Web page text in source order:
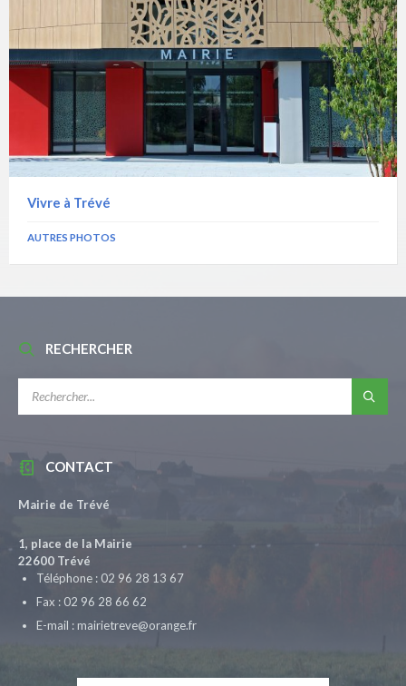
Vivre à Trévé
AUTRES PHOTOS
RECHERCHER
CONTACT
Mairie de Trévé
1, place de la Mairie
22600 Trévé
Téléphone : 02 96 28 13 67
Fax : 02 96 28 66 62
E-mail : mairietreve@orange.fr